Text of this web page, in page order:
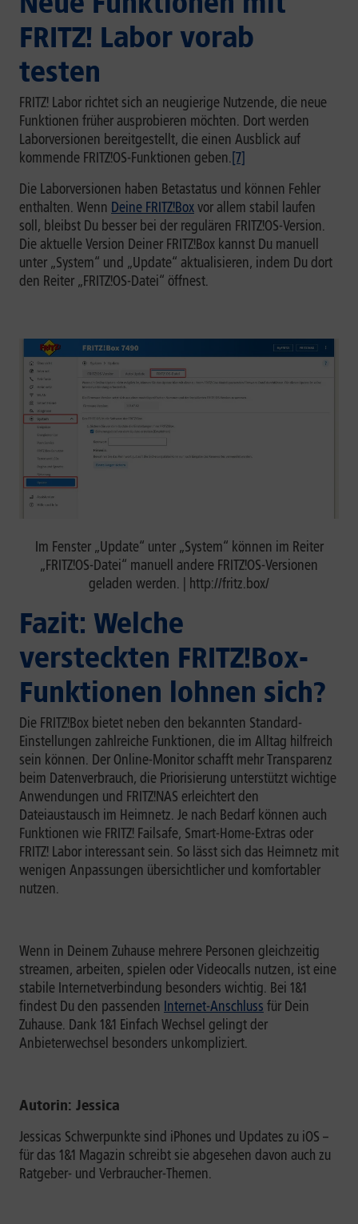
FRITZ! Labor vorab
testen
FRITZ! Labor richtet sich an neugierige Nutzende, die neue
Funktionen früher ausprobieren möchten. Dort werden
Laborversionen bereitgestellt, die einen Ausblick auf
kommende FRITZ!OS-Funktionen geben.[7]
Die Laborversionen haben Betastatus und können Fehler
enthalten. Wenn Deine FRITZ!Boxvor allem stabil laufen
soll, bleibst Du besser bei der regulären FRITZ!OS-Version.
Die aktuelle Version Deiner FRITZ!Box kannst Du manuell
unter „System“ und „Update“ aktualisieren, indem Du dort
den Reiter „FRITZ!OS-Datei“ öffnest.
Im Fenster „Update“ unter „System“ können im Reiter
„FRITZ!OS-Datei“ manuell andere FRITZ!OS-Versionen
geladen werden. | http://fritz.box/
Fazit: Welche
versteckten FRITZ!Box-
Funktionen lohnen sich?
Die FRITZ!Box bietet neben den bekannten Standard-
Einstellungen zahlreiche Funktionen, die im Alltag hilfreich
sein können. Der Online-Monitor schafft mehr Transparenz
beim Datenverbrauch, die Priorisierung unterstützt wichtige
Anwendungen und FRITZ!NAS erleichtert den
Dateiaustausch im Heimnetz. Je nach Bedarf können auch
Funktionen wie FRITZ! Failsafe, Smart-Home-Extras oder
FRITZ! Labor interessant sein. So lässt sich das Heimnetz mit
wenigen Anpassungen übersichtlicher und komfortabler
nutzen.
Wenn in Deinem Zuhause mehrere Personen gleichzeitig
streamen, arbeiten, spielen oder Videocalls nutzen, ist eine
stabile Internetverbindung besonders wichtig. Bei 1&1
findest Du den passenden Internet-Anschluss für Dein
Zuhause. Dank 1&1 Einfach Wechsel gelingt der
Anbieterwechsel besonders unkompliziert.
Autorin: Jessica
Jessicas Schwerpunkte sind iPhones und Updates zu iOS –
für das 1&1 Magazin schreibt sie abgesehen davon auch zu
Ratgeber- und Verbraucher-Themen.